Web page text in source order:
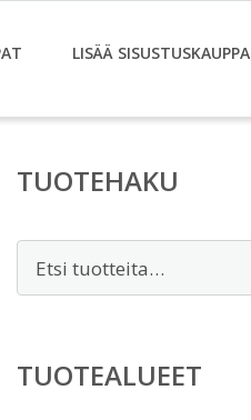
LISÄÄ SISUSTUSKAUPPA
TUOTEHAKU
TUOTEALUEET